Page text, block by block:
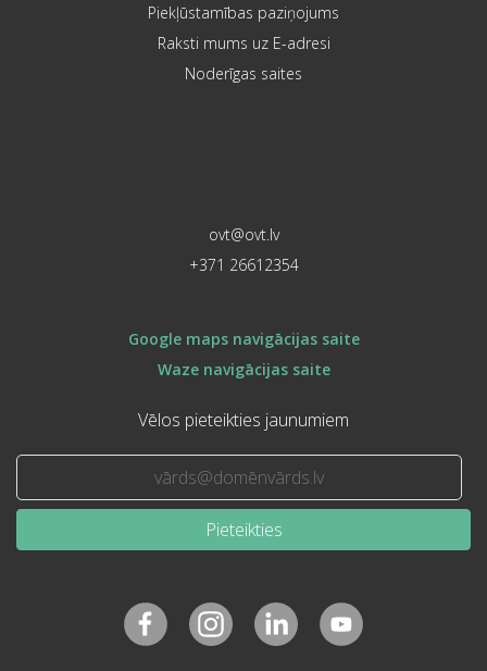
Piekļūstamības paziņojums
Raksti mums uz E-adresi
Noderīgas saites
ovt@ovt.lv
+371 26612354
Google maps navigācijas saite
Waze navigācijas saite
Vēlos pieteikties jaunumiem
Pieteikties